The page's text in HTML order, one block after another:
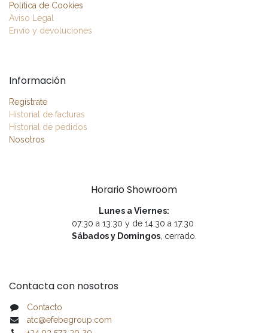
Política de Cookies
Aviso Legal
Envío y devoluciones
Información
Regístrate
Historial de facturas
Historial de pedidos
Nosotros
Horario Showroom
Lunes a Viernes:
07:30 a 13:30 y de 14:30 a 17:30
Sábados y Domingos, cerrado.
Contacta con nosotros
Contacto
atc@efebegroup.com